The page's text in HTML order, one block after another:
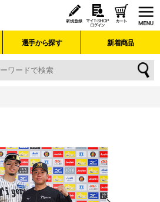
選手から探す 新着商品